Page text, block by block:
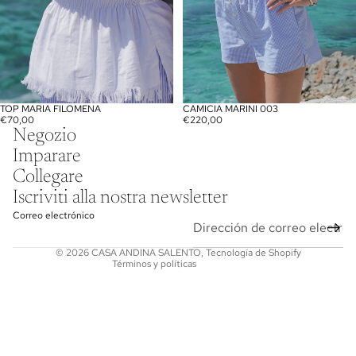
AGOTADO
TOP MARIA FILOMENA
€70,00
AGOTADO
CAMICIA MARINI 003
€220,00
Negozio
Imparare
Collegare
Iscriviti alla nostra newsletter
Correo electrónico
© 2026CASA ANDINA SALENTO, Tecnología de Shopify
Términos y políticas
Política de privacidad
Política de envío
Términos del servicio